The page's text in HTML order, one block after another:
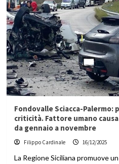
Fondovalle Sciacca-Palermo:
criticità. Fattore umano
da gennaio a novembre
Filippo Cardinale 16/12/2025
La Regione Siciliana promuove